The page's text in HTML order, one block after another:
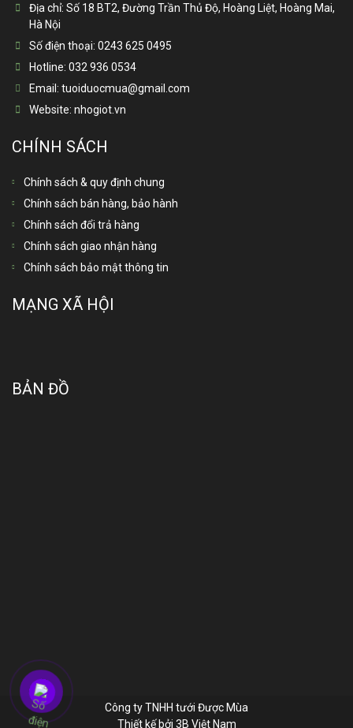
Địa chỉ: Số 18 BT2, Đường Trần Thủ Độ, Hoàng Liệt, Hoàng Mai,
Hà Nội
Số điện thoại: 0243 625 0495
Hotline: 032 936 0534
Email: tuoiduocmua@gmail.com
Website: nhogiot.vn
CHÍNH SÁCH
Chính sách & quy định chung
Chính sách bán hàng, bảo hành
Chính sách đổi trả hàng
Chính sách giao nhận hàng
Chính sách bảo mật thông tin
MẠNG XÃ HỘI
BẢN ĐỒ
Công ty TNHH tưới Được Mùa
Thiết kế bởi 3B Việt Nam